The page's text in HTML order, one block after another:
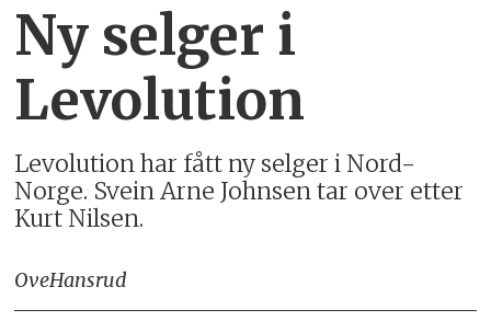
Ny selger i
Levolution
Levolution har fått ny selger i Nord-
Norge. Svein Arne Johnsen tar over etter
Kurt Nilsen.
OveHansrud